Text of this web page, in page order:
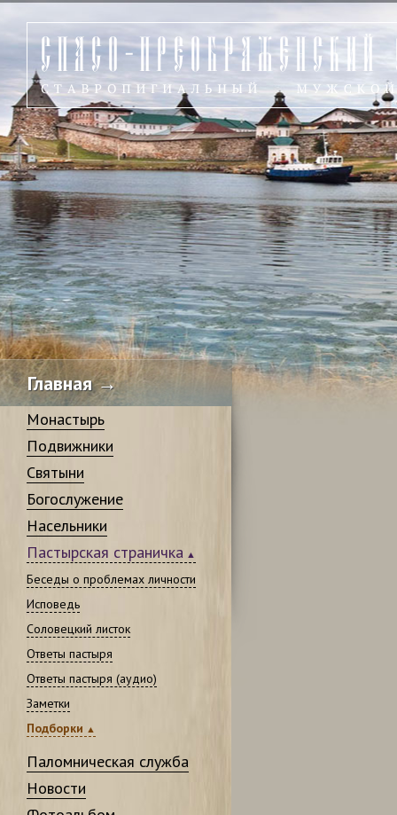
Главная →
Монастырь
Подвижники
Святыни
Богослужение
Насельники
Пастырская страничка
Беседы о проблемах личности
Исповедь
Соловецкий листок
Ответы пастыря
Ответы пастыря (аудио)
Заметки
Подборки
Паломническая служба
Новости